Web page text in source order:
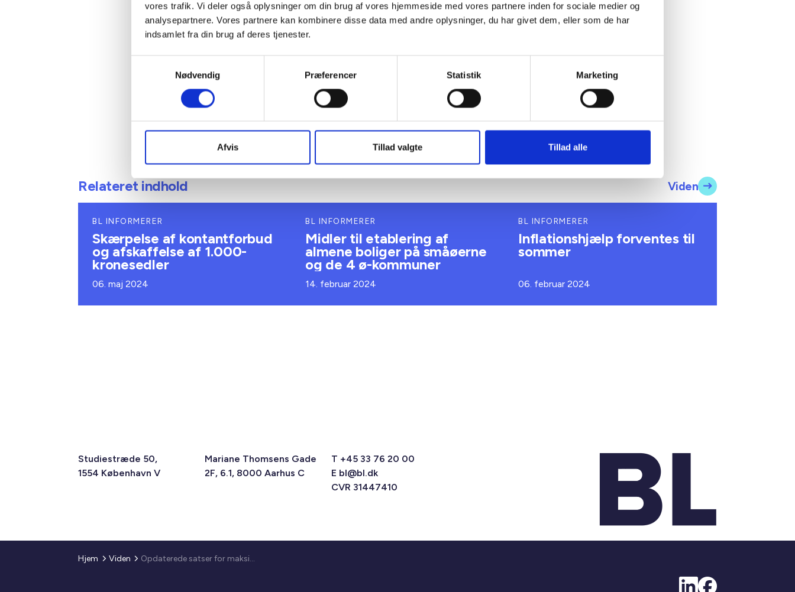
vores trafik. Vi deler også oplysninger om din brug af vores hjemmeside med vores partnere inden for sociale medier og
analysepartnere. Vores partnere kan kombinere disse data med andre oplysninger, du har givet dem, eller som de har
indsamlet fra din brug af deres tjenester.
Nødvendig
Præferencer Statistik Marketing
Afvis Tillad valgte Tillad alle
Energitillæg til maksimumbeløb November
Bent Madsen / Anders Gade Jeppesen
Relateret indhold Viden
BL INFORMERER
Skærpelse af kontantforbud
og afskaffelse af 1.000-
kronesedler
06. maj 2024
BL INFORMERER
Midler til etablering af
almene boliger på småøerne
og de 4 ø-kommuner
14. februar 2024
BL INFORMERER
Inflationshjælp forventes til
sommer
06. februar 2024
Studiestræde 50,
1554 København V
Mariane Thomsens Gade
2F, 6.1, 8000 Aarhus C
T +45 33 76 20 00
E bl@bl.dk
CVR 31447410
Hjem Viden Opdaterede satser for maksimumbeløb, energitillæg til maksimumbeløb og ungdomsboligbidrag